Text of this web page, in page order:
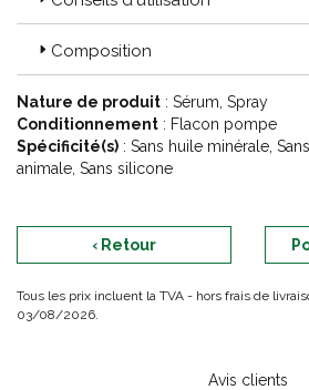
Composition
Nature de produit : Sérum, Spray
Conditionnement : Flacon pompe
Spécificité(s) : Sans huile minérale,
animale, Sans silicone
‹ Retour
Tous les prix incluent la TVA - hors frais de
03/08/2026.
Avis clients